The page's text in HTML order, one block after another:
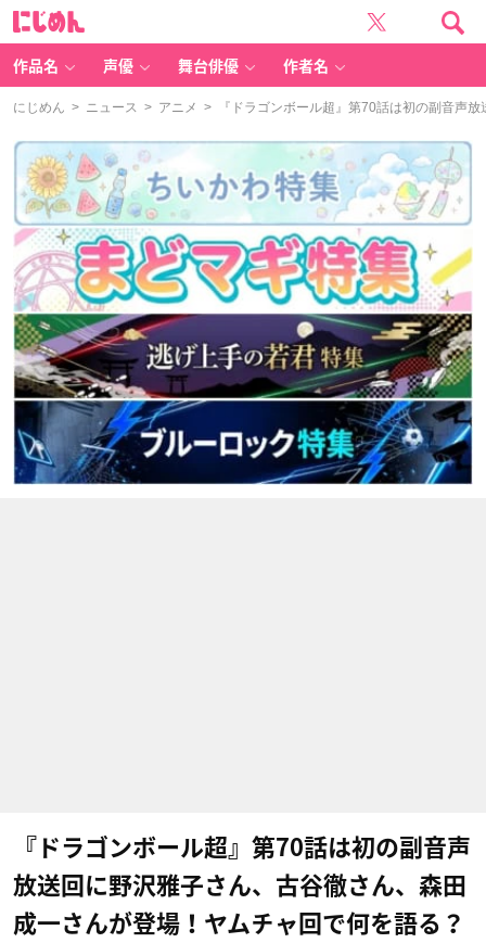
作品名 声優 舞台俳優 作者名
にじめん > ニュース > アニメ > 『ドラゴンボール超』第70話は初の副音声
『ドラゴンボール超』第70話は初の副音声
放送回に野沢雅子さん、古谷徹さん、森田
成一さんが登場！ヤムチャ回で何を語る？